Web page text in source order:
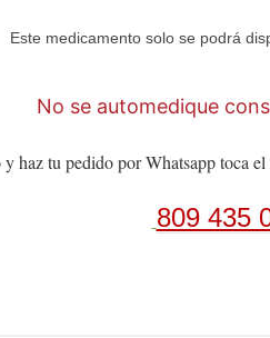
Este medicamento solo se podrá
No se automedique
haz tu pedido por Whatsapp toca
809 435